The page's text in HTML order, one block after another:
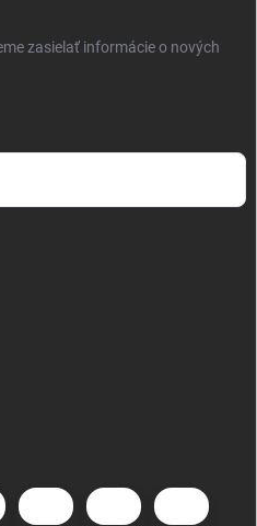
zasielať informácie o nových